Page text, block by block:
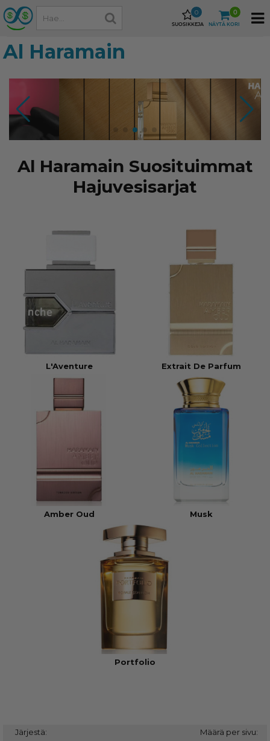
SUOSIKKEJA
0
NÄYTÄ KORI
0
Al Haramain
Al Haramain Suosituimmat
Hajuvesisarjat
L'Aventure Extrait De Parfum
Amber Oud Musk
Portfolio
Järjestä:
Määrä per sivu: